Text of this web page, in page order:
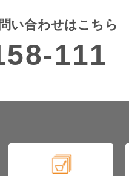
い合わせはこちら
111